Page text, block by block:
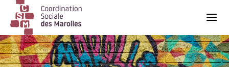
Main Navigation